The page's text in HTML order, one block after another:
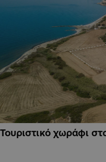
Τουριστικό χωράφι